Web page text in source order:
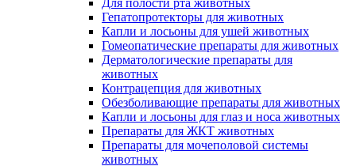
Для полости рта животных
Гепатопротекторы для животных
Капли и лосьоны для ушей животных
Гомеопатические препараты для животных
Дерматологические препараты для
животных
Контрацепция для животных
Обезболивающие препараты для животных
Капли и лосьоны для глаз и носа животных
Препараты для ЖКТ животных
Препараты для мочеполовой системы
животных